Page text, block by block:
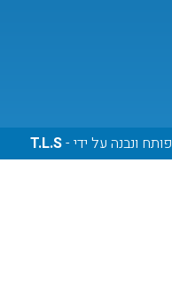
פותח ונבנה על ידי -T.L.S